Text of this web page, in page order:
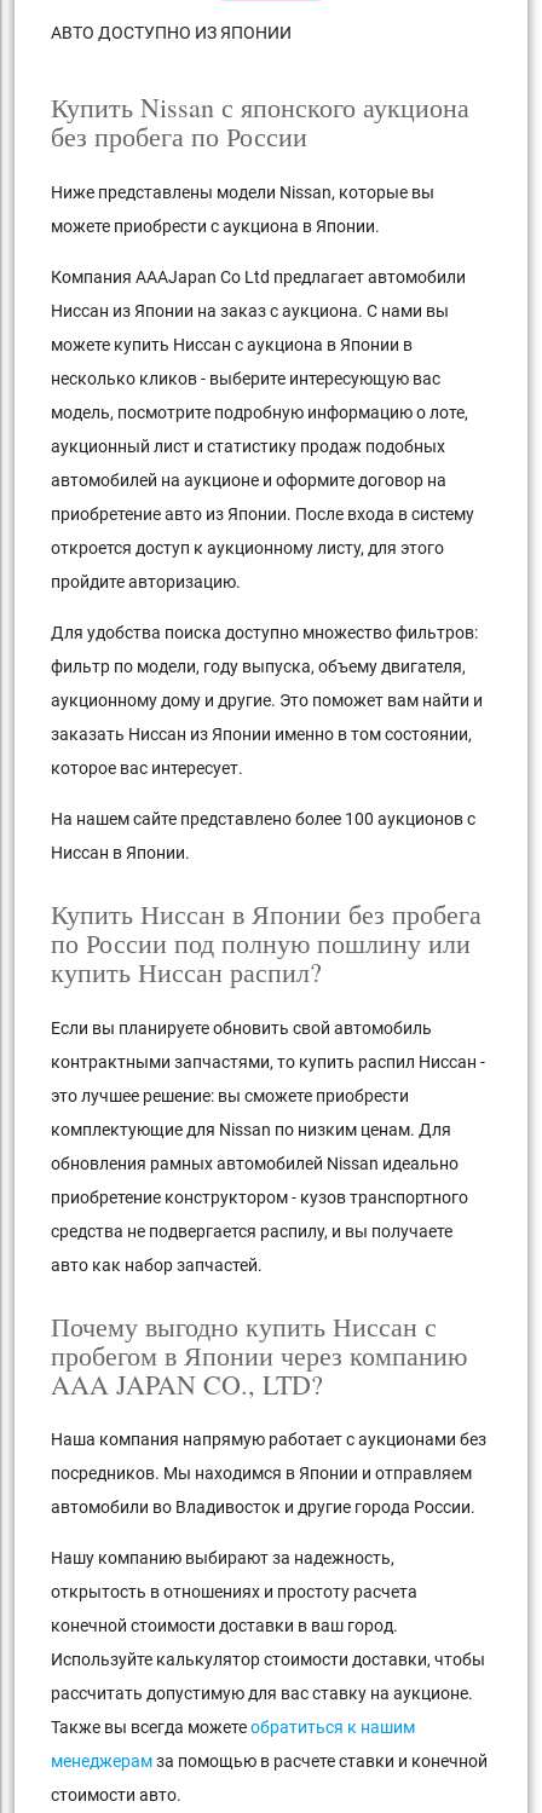
АВТО ДОСТУПНО ИЗ ЯПОНИИ
Купить Nissan с японского аукциона
без пробега по России
Ниже представлены модели Nissan, которые вы
можете приобрести с аукциона в Японии.
Компания AAAJapan Co Ltd предлагает автомобили
Ниссан из Японии на заказ с аукциона. С нами вы
можете купить Ниссан с аукциона в Японии в
несколько кликов - выберите интересующую вас
модель, посмотрите подробную информацию о лоте,
аукционный лист и статистику продаж подобных
автомобилей на аукционе и оформите договор на
приобретение авто из Японии. После входа в систему
откроется доступ к аукционному листу, для этого
пройдите авторизацию.
Для удобства поиска доступно множество фильтров:
фильтр по модели, году выпуска, объему двигателя,
аукционному дому и другие. Это поможет вам найти и
заказать Ниссан из Японии именно в том состоянии,
которое вас интересует.
На нашем сайте представлено более 100 аукционов с
Ниссан в Японии.
Купить Ниссан в Японии без пробега
по России под полную пошлину или
купить Ниссан распил?
Если вы планируете обновить свой автомобиль
контрактными запчастями, то купить распил Ниссан -
это лучшее решение: вы сможете приобрести
комплектующие для Nissan по низким ценам. Для
обновления рамных автомобилей Nissan идеально
приобретение конструктором - кузов транспортного
средства не подвергается распилу, и вы получаете
авто как набор запчастей.
Почему выгодно купить Ниссан с
пробегом в Японии через компанию
AAA JAPAN CO., LTD?
Наша компания напрямую работает с аукционами без
посредников. Мы находимся в Японии и отправляем
автомобили во Владивосток и другие города России.
Нашу компанию выбирают за надежность,
открытость в отношениях и простоту расчета
конечной стоимости доставки в ваш город.
Используйте калькулятор стоимости доставки, чтобы
рассчитать допустимую для вас ставку на аукционе.
Также вы всегда можетеобратиться к нашим
менеджерамза помощью в расчете ставки и конечной
стоимости авто.